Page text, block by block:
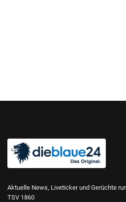
Aktuelle News, Liveticker und Gerüchte
TSV 1860